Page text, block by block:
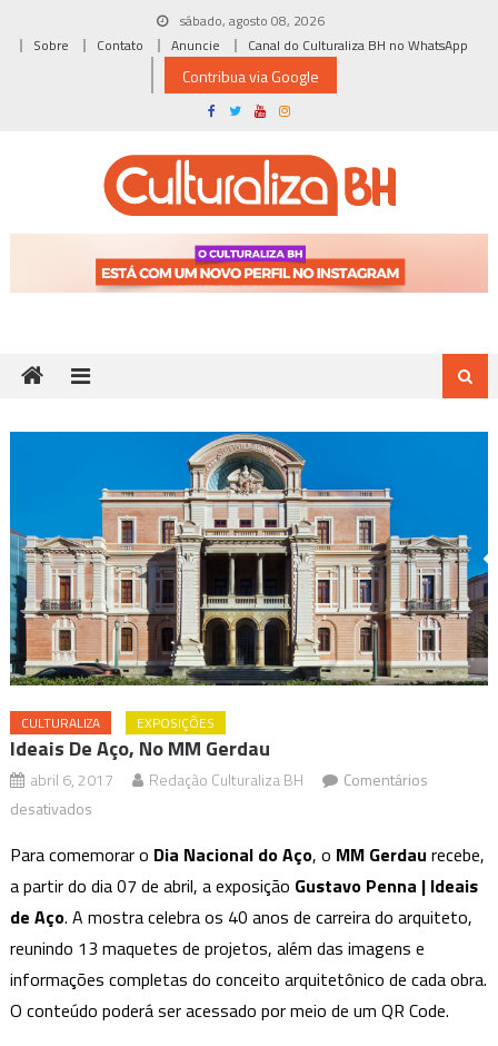
sábado, agosto 08, 2026
Sobre
Contato Anuncie Canal do Culturaliza BH no WhatsApp
Contribua via Google
CULTURALIZA EXPOSIÇÕES
Ideais De Aço, No MM Gerdau
abril 6, 2017 Redação Culturaliza BH
Comentários
desativadosem
de
Aço,
no
MM
Gerdau
Para comemorar o Dia Nacional do Aço, o MM Gerdau recebe,
a partir do dia 07 de abril, a exposição Gustavo Penna | Ideais
de Aço. A mostra celebra os 40 anos de carreira do arquiteto,
reunindo 13 maquetes de projetos, além das imagens e
informações completas do conceito arquitetônico de cada obra.
O conteúdo poderá ser acessado por meio de um QR Code.